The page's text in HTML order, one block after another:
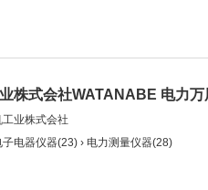
株式会社WATANABE 电力万
PXNTN)
业株式会社
子电器仪器(23) › 电力测量仪器(28)